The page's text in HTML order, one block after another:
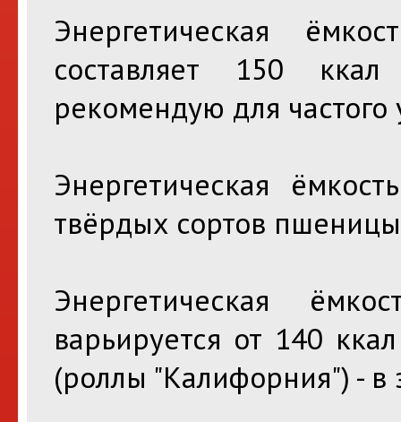
Энергетическая
составляет 150
рекомендую для частого
Энергетическая
твёрдых сортов пшеницы
Энергетическая
варьируется от 140
(роллы "Калифорния") - в